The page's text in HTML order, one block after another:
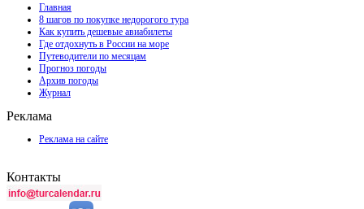
Главная
8 шагов по покупке недорогого тура
Как купить дешевые авиабилеты
Где отдохнуть в России на море
Путеводители по месяцам
Прогноз погоды
Архив погоды
Журнал
Реклама
Реклама на сайте
Контакты